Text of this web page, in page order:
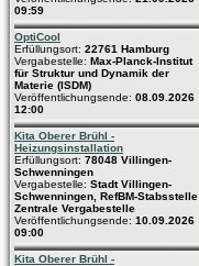
09:59
OptiCool
Erfüllungsort: 22761 Hamburg
Vergabestelle: Max-Planck-Institut
für Struktur und Dynamik der
Materie (ISDM)
Veröffentlichungsende: 08.09.2026
12:00
Kita Oberer Brühl -
Heizungsinstallation
Erfüllungsort: 78048 Villingen-
Schwenningen
Vergabestelle: Stadt Villingen-
Schwenningen, RefBM-Stabsstelle
Zentrale Vergabestelle
Veröffentlichungsende: 10.09.2026
09:00
Kita Oberer Brühl -